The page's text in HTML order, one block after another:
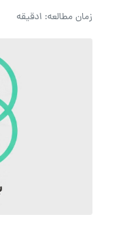
زمان مطالعه: 1دقیقه